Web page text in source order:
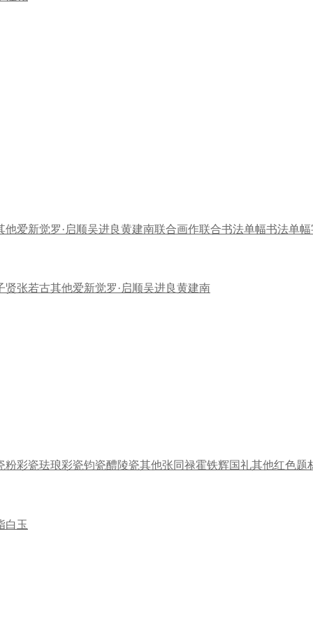
他爱新觉罗·启顺吴进良黄建南联合画作联合书法单幅书法单
贤张若古其他爱新觉罗·启顺吴进良黄建南
粉彩瓷珐琅彩瓷钧瓷醴陵瓷其他张同禄霍铁辉 国礼其他红色题
白玉